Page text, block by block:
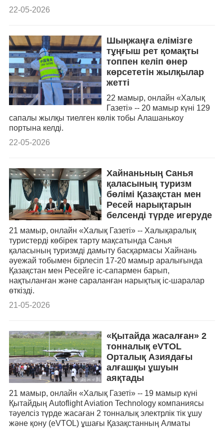
22-05-2026
Шыңжаңға елімізге
тұңғыш рет қомақты
топпен келіп өнер
көрсететін жылқылар
жетті
22 мамыр, онлайн «Халық
Газеті» -- 20 мамыр күні 129
сапалы жылқы тиелген көлік тобы Алашанькоу
портына келді.
22-05-2026
Хайнаньның Санья
қаласының туризм
бөлімі Қазақстан мен
Ресей нарықтарын
белсенді түрде игеруде
21 мамыр, онлайн «Халық Газеті» -- Халықаралық
туристерді көбірек тарту мақсатында Санья
қаласының туризмді дамыту басқармасы Хайнань
әуежай тобымен бірлесіп 17-20 мамыр аралығында
Қазақстан мен Ресейге іс-сапармен барып,
нақтыланған және сараланған нарықтық іс-шаралар
өткізді.
21-05-2026
«Қытайда жасалған» 2
тонналық eVTOL
Орталық Азиядағы
алғашқы ұшуын
аяқтады
21 мамыр, онлайн «Халық Газеті» -- 19 мамыр күні
Қытайдың Autoflight Aviation Technology компаниясы
тәуелсіз түрде жасаған 2 тонналық электрлік тік ұшу
және қону (eVTOL) ұшағы Қазақстанның Алматы